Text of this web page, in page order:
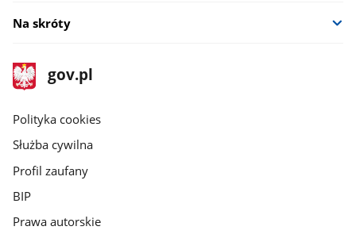
Na skróty
stopka
gov.pl
Strona
gov.pl
gov.pl
Polityka cookies
Służba cywilna
Profil zaufany
BIP
Prawa autorskie